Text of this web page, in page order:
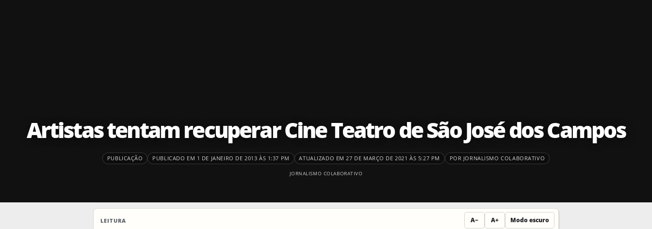
Artistas tentam recuperar Cine Teatro de São José dos Campos
PUBLICAÇÃO PUBLICADO EM 1 DE JANEIRO DE 2013 ÀS 1:37 PM ATUALIZADO EM 27 DE MARÇO DE 2021 ÀS 5:27 PM POR JORNALISMO COLABORATIVO
JORNALISMO COLABORATIVO
LEITURA A− A+ Modo escuro